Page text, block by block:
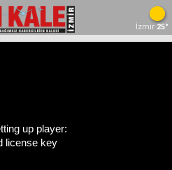
İzmir 25°
up player:
license key